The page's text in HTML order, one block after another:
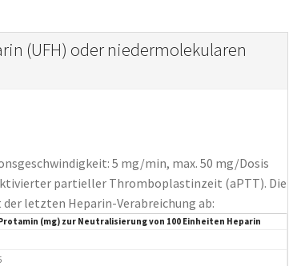
(UFH) oder niedermolekularen
5 mg/min, max. 50 mg/Dosis
partieller Thromboplastinzeit (aPTT). Die
letzten Heparin-Verabreichung ab:
(mg) zur Neutralisierung von 100 Einheiten Heparin